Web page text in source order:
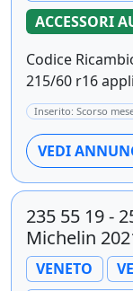
ACCESSORI
Codice
215/60 r16
Inserito: Scorso
VEDI
235 55 19 -
Michelin
VENETO